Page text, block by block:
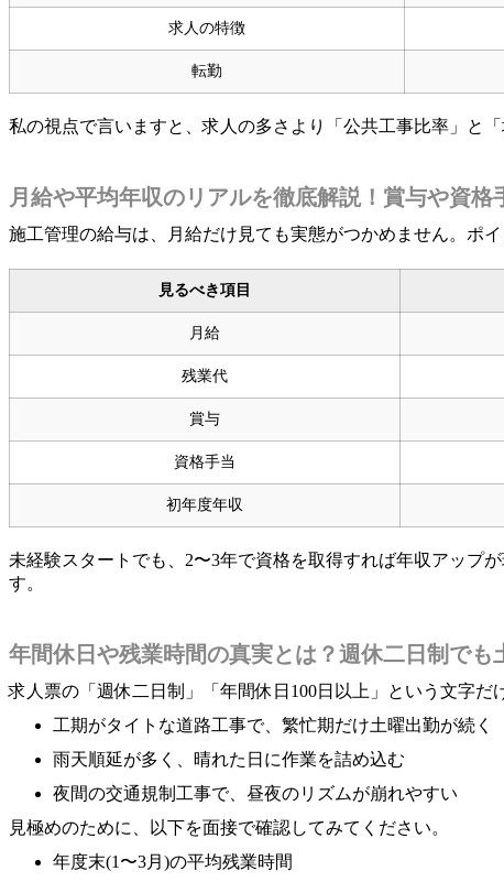
求人の特徴
転勤
私の視点で言いますと、求人の多さより「公共工事比率」と
月給や平均年収のリアルを徹底解説！賞与や資格
施工管理の給与は、月給だけ見ても実態がつかめません。ポ
見るべき項目
月給
残業代
賞与
資格手当
初年度年収
未経験スタートでも、2〜3年で資格を取得すれば年収アップ
す。
年間休日や残業時間の真実とは？週休二日制でも
求人票の「週休二日制」「年間休日100日以上」という文字
工期がタイトな道路工事で、繁忙期だけ土曜出勤が続く
雨天順延が多く、晴れた日に作業を詰め込む
夜間の交通規制工事で、昼夜のリズムが崩れやすい
見極めのために、以下を面接で確認してみてください。
年度末(1〜3月)の平均残業時間